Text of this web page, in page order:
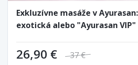
Exkluzívne masáže v
exotická alebo "Ayurasan VIP"
26,90 € 37 €